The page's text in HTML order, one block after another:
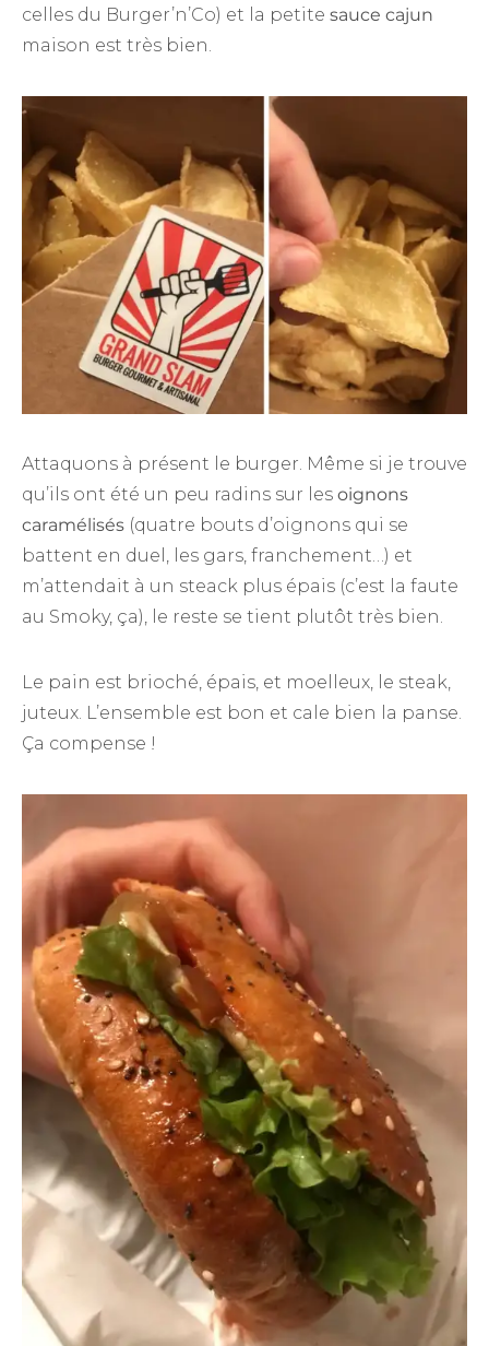
celles du Burger’n’Co) et la petite sauce cajun
maison est très bien.
Attaquons à présent le burger. Même si je trouve
qu’ils ont été un peu radins sur les oignons
caramélisés (quatre bouts d’oignons qui se
battent en duel, les gars, franchement…) et
m’attendait à un steack plus épais (c’est la faute
au Smoky, ça), le reste se tient plutôt très bien.
Le pain est brioché, épais, et moelleux, le steak,
juteux. L’ensemble est bon et cale bien la panse.
Ça compense !